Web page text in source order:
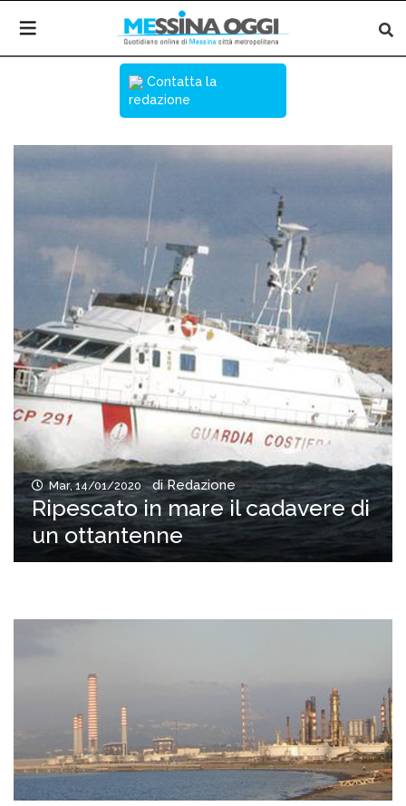
Contatta la
redazione
Mar, 14/01/2020 di Redazione
Ripescato in mare il cadavere di
un ottantenne